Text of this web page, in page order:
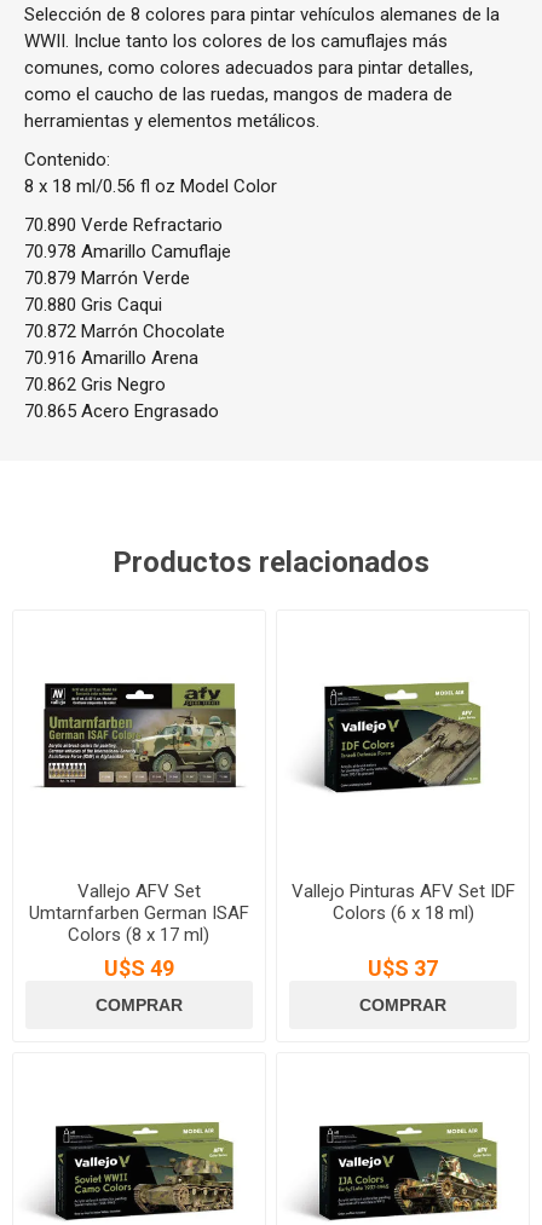
Selección de 8 colores para pintar vehículos alemanes de la
WWII. Inclue tanto los colores de los camuflajes más
comunes, como colores adecuados para pintar detalles,
como el caucho de las ruedas, mangos de madera de
herramientas y elementos metálicos.
Contenido:
8 x 18 ml/0.56 fl oz Model Color
70.890 Verde Refractario
70.978 Amarillo Camuflaje
70.879 Marrón Verde
70.880 Gris Caqui
70.872 Marrón Chocolate
70.916 Amarillo Arena
70.862 Gris Negro
70.865 Acero Engrasado
Productos relacionados
Vallejo AFV Set
Umtarnfarben German ISAF
Colors (8 x 17 ml)
U$S 49
Vallejo Pinturas AFV Set IDF
Colors (6 x 18 ml)
U$S 37